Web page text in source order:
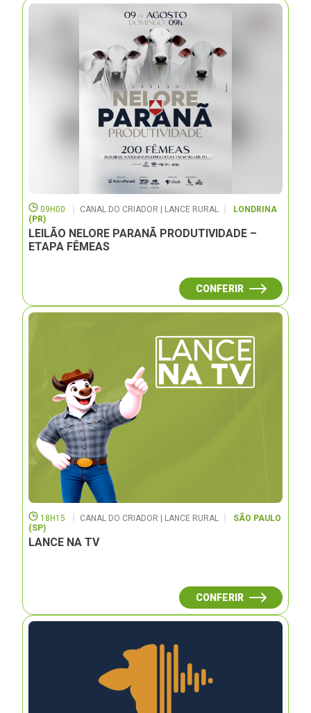
09H00 CANAL DO CRIADOR | LANCE RURAL
LONDRINA
(PR)
LEILÃO NELORE PARANÃ PRODUTIVIDADE –
ETAPA FÊMEAS
CONFERIR
18H15 CANAL DO CRIADOR | LANCE RURAL
SÃO PAULO
(SP)
LANCE NA TV
CONFERIR